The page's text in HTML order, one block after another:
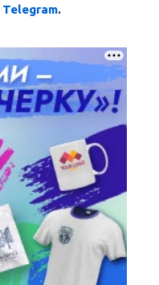
Telegram.